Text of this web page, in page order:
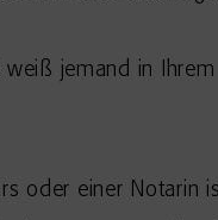
jemand in
oder einer Notarin